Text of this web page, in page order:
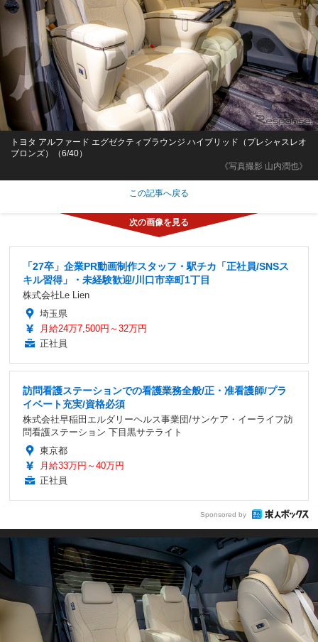
《写真撮影 山内潤也》
トヨタ アルファード エグゼクティブラウンジ ハイブリッド（プレシャスレオ
ブロンズ）（6/40）
この記事へ戻る
「27卒」企業PR動画制作スタッフ・駅チカ「正社員/SNSス
キル習得」・未経験歓迎/川口市幸町1丁目
株式会社Le Lien
埼玉県
月給24万7,500円～32万円
正社員
訪問看護ステーションでの看護業務全般/正・准看護師/プラ
イベート充実/資格必須
株式会社早稲田エルダリーヘルス事業団/サンケア・イーライフ訪
問看護ステーション 下目黒サテライト
東京都
月給33万円～40万円
正社員
Sponsored by